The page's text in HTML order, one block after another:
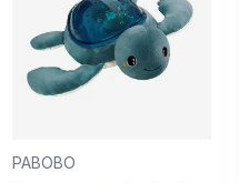
PABOBO